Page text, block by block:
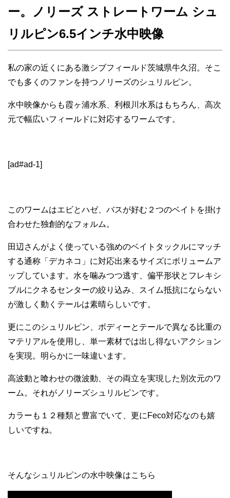
ー。ノリーズ ストレートワーム シュ
リルピン6.5インチ水中映像
私の家の近くにある激シブフィールド茨城県牛久沼。そこ
でも多くのファンを持つノリーズのシュリルピン。
水中映像からも霞ヶ浦水系、利根川水系はもちろん、高次
元で幅広いフィールドに対応するワームです。
[ad#ad-1]
このワームはエビとハゼ、バスが好む２つのベイトを掛け
合わせた独創的なフォルム。
田辺さんがよく使っている強めのベイトタックルにマッチ
する通称「デカネコ」に対応出来るサイズにボリュームア
ップしています。水を噛みつつ逃す、偏平形状とフレキシ
ブルにクネるセンターの絞り込み、スイム抵抗にならない
が激しく動くテールは素晴らしいです。
更にこのシュリルピン、ボディーとテールで異なる比重の
マテリアルを使用し、単一素材では出し得ないアクション
を実現。明らかに一味違います。
高波動と喰わせの微波動、その両立を実現した別次元のワ
ーム。それがノリーズシュリルピンです。
カラーも１２種類と豊富でいて、更にFeco対応なのも嬉
しいですね。
そんなシュリルピンの水中映像はこちら